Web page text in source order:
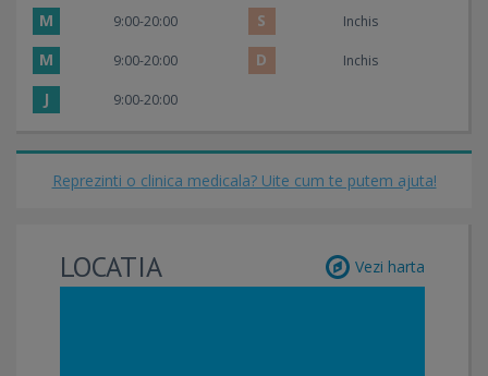
M 9:00-20:00 S Inchis
M 9:00-20:00 D Inchis
J 9:00-20:00
Reprezinti o clinica medicala? Uite cum te putem ajuta!
LOCATIA Vezi harta